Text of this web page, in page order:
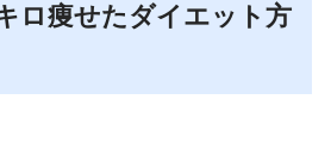
ロ痩せたダイエット方